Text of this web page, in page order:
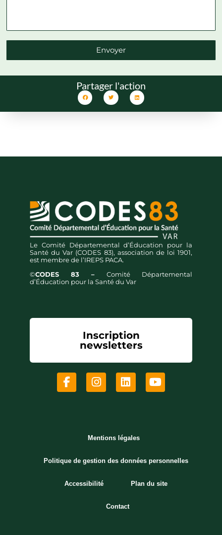
Envoyer
Partager l'action
Le Comité Départemental d’Éducation pour la
Santé du Var (CODES 83), association de loi 1901,
est membre de l’IREPS PACA.
©CODES 83 – Comité Départemental
d’Éducation pour la Santé du Var
Inscription
newsletters
Mentions légales
Politique de gestion des données personnelles
Accessibilité Plan du site
Contact